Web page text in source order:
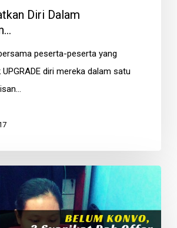
Diri Dalam
peserta-peserta yang
diri mereka dalam satu